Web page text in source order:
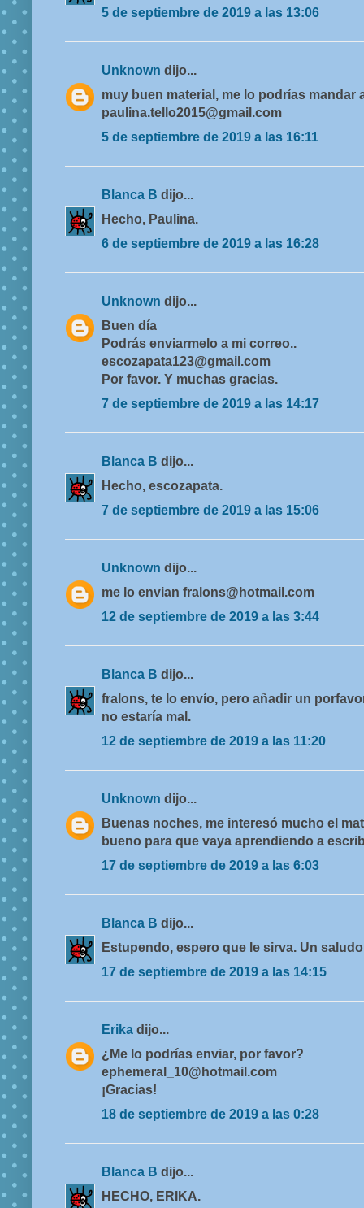
5 de septiembre de 2019 a las 13:06
Unknown dijo...
muy buen material, me lo podrías mandar
paulina.tello2015@gmail.com
5 de septiembre de 2019 a las 16:11
Blanca B dijo...
Hecho, Paulina.
6 de septiembre de 2019 a las 16:28
Unknown dijo...
Buen día
Podrás enviarmelo a mi correo..
escozapata123@gmail.com
Por favor. Y muchas gracias.
7 de septiembre de 2019 a las 14:17
Blanca B dijo...
Hecho, escozapata.
7 de septiembre de 2019 a las 15:06
Unknown dijo...
me lo envian fralons@hotmail.com
12 de septiembre de 2019 a las 3:44
Blanca B dijo...
fralons, te lo envío, pero añadir un
no estaría mal.
12 de septiembre de 2019 a las 11:20
Unknown dijo...
Buenas noches, me interesó mucho el
bueno para que vaya aprendiendo a
17 de septiembre de 2019 a las 6:03
Blanca B dijo...
Estupendo, espero que le sirva. Un
17 de septiembre de 2019 a las 14:15
Erika dijo...
¿Me lo podrías enviar, por favor?
ephemeral_10@hotmail.com
¡Gracias!
18 de septiembre de 2019 a las 0:28
Blanca B dijo...
HECHO, ERIKA.